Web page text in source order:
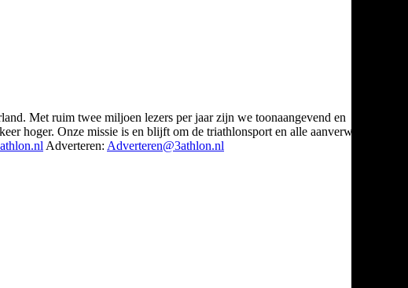
Met ruim twee miljoen lezers per jaar zijn we toonaangevend en
hoger. Onze missie is en blijft om de triathlonsport en alle aanverwante
Adverteren: Adverteren@3athlon.nl